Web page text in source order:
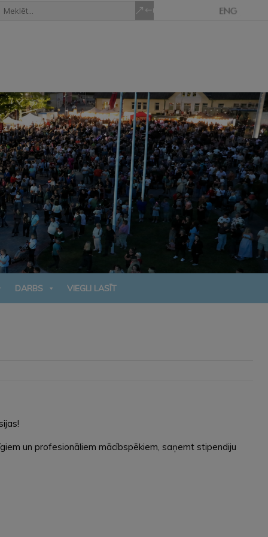
DARBS VIEGLI LASĪT
un profesionāliem mācībspēkiem, saņemt stipendiju